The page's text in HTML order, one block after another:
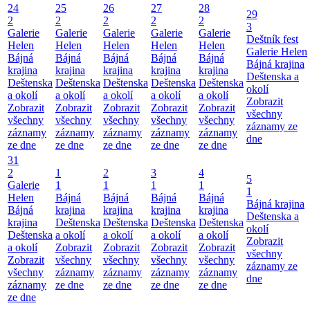
24
2
Galerie
Helen
Bájná
krajina
Deštenska
a okolí
Zobrazit
všechny
záznamy
ze dne
25
2
Galerie
Helen
Bájná
krajina
Deštenska
a okolí
Zobrazit
všechny
záznamy
ze dne
26
2
Galerie
Helen
Bájná
krajina
Deštenska
a okolí
Zobrazit
všechny
záznamy
ze dne
27
2
Galerie
Helen
Bájná
krajina
Deštenska
a okolí
Zobrazit
všechny
záznamy
ze dne
28
2
Galerie
Helen
Bájná
krajina
Deštenska
a okolí
Zobrazit
všechny
záznamy
ze dne
29
3
Deštník fest
Galerie Helen
Bájná krajina
Deštenska a
okolí
Zobrazit
všechny
záznamy ze
dne
31
2
Galerie
Helen
Bájná
krajina
Deštenska
a okolí
Zobrazit
všechny
záznamy
ze dne
1
1
Bájná
krajina
Deštenska
a okolí
Zobrazit
všechny
záznamy
ze dne
2
1
Bájná
krajina
Deštenska
a okolí
Zobrazit
všechny
záznamy
ze dne
3
1
Bájná
krajina
Deštenska
a okolí
Zobrazit
všechny
záznamy
ze dne
4
1
Bájná
krajina
Deštenska
a okolí
Zobrazit
všechny
záznamy
ze dne
5
1
Bájná krajina
Deštenska a
okolí
Zobrazit
všechny
záznamy ze
dne